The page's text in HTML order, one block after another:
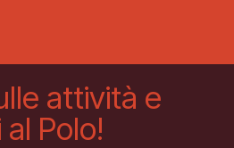
attività e
Polo!